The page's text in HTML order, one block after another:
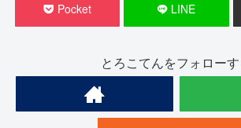
Pocket LINE
とろこてんをフォロー